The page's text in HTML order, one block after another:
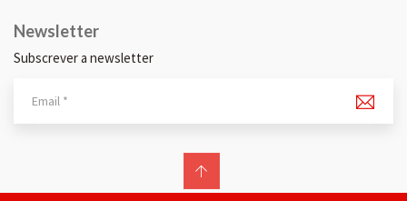
Newsletter
Subscrever a newsletter